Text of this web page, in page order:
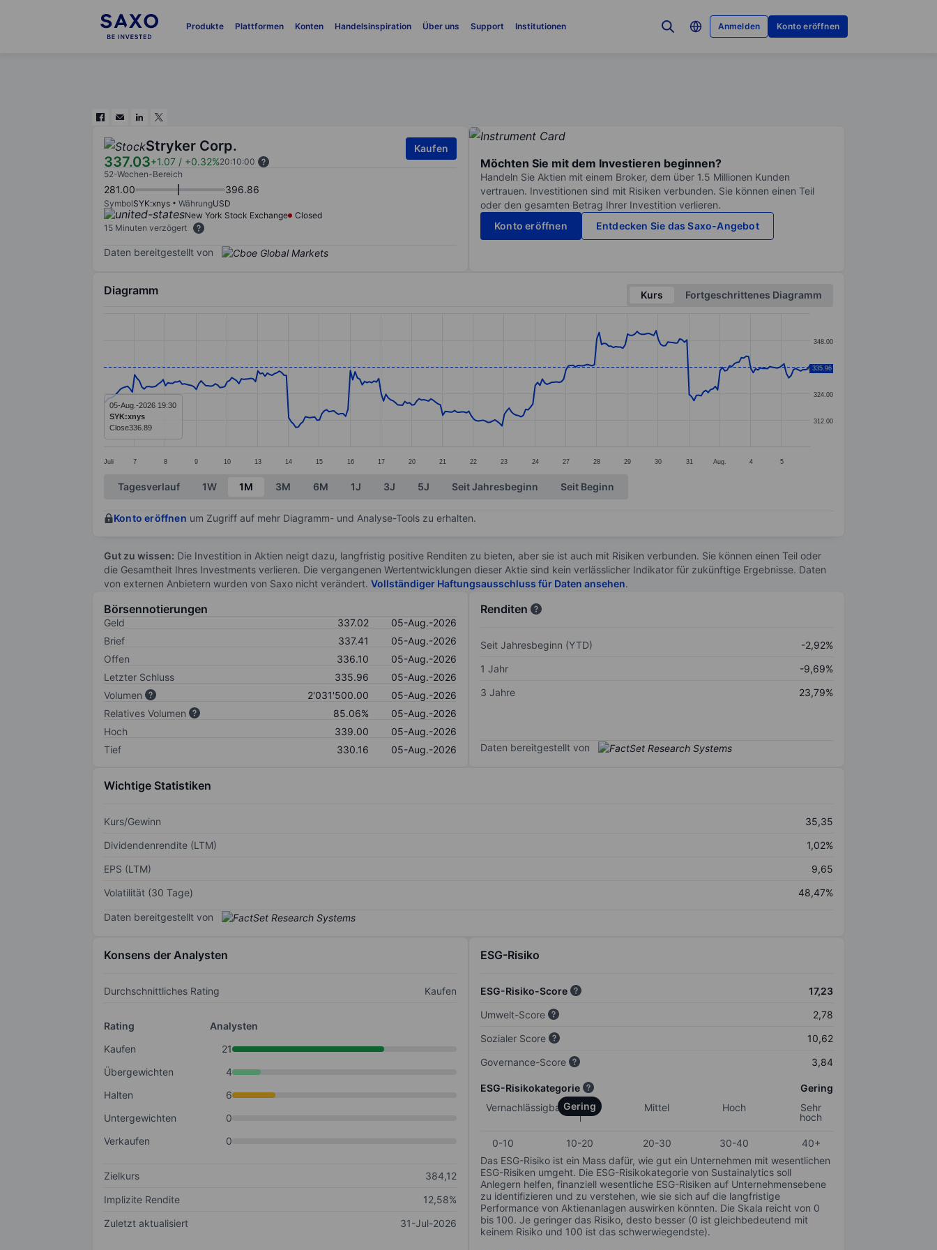
Produkte Plattformen Konten Handelsinspiration Über uns Support Institutionen Anmelden Konto eröffnen
Stryker Corp.
337.03+1.07 / +0.32%20:10:00
Kaufen
52-Wochen-Bereich
281.00 396.86
SymbolSYK:xnys WährungUSD
New York Stock Exchange
Closed
15 Minuten verzögert
Daten bereitgestellt von
Möchten Sie mit dem Investieren beginnen?
Handeln Sie Aktien mit einem Broker, dem über 1.5 Millionen Kunden
vertrauen. Investitionen sind mit Risiken verbunden. Sie können einen Teil
oder den gesamten Betrag Ihrer Investition verlieren.
Konto eröffnen
Entdecken Sie das Saxo-Angebot
Diagramm Kurs
Fortgeschrittenes Diagramm
The chart has 1 X axis displaying categories.
The chart has 1 Y axis displaying values. Data ranges from 308.61 to 352.38.
Juli 7 8 9 10 13 14 15 16 17 20 21 22 23 24 27 28 29 30 31 Aug. 4 5
312.00
324.00
336.00
348.00
335.96
05-Aug.-2026 19:30
SYK:xnys
Close336.89
End of interactive chart.
Tagesverlauf 1W 1M 3M 6M 1J 3J 5J Seit Jahresbeginn Seit Beginn
Konto eröffnen um Zugriff auf mehr Diagramm- und Analyse-Tools zu erhalten.
Gut zu wissen: Die Investition in Aktien neigt dazu, langfristig positive Renditen zu bieten, aber sie ist auch mit Risiken verbunden. Sie können einen Teil oder
die Gesamtheit Ihres Investments verlieren. Die vergangenen Wertentwicklungen dieser Aktie sind kein verlässlicher Indikator für zukünftige Ergebnisse. Daten
von externen Anbietern wurden von Saxo nicht verändert. Vollständiger Haftungsausschluss für Daten ansehen.
Börsennotierungen
Geld 337.02
05-Aug.-2026
Brief
337.41
05-Aug.-2026
Offen
336.10
05-Aug.-2026
Letzter Schluss
335.96
05-Aug.-2026
Volumen
2'031'500.00
05-Aug.-2026
Relatives Volumen
85.06%
05-Aug.-2026
Hoch
339.00
05-Aug.-2026
Tief
330.16 05-Aug.-2026
Renditen
Seit Jahresbeginn (YTD)
-2,92%
1 Jahr
-9,69%
3 Jahre
23,79%
Daten bereitgestellt von
Wichtige Statistiken
Kurs/Gewinn
35,35
Dividendenrendite (LTM)
1,02%
EPS (LTM)
9,65
Volatilität (30 Tage)
48,47%
Daten bereitgestellt von
Konsens der Analysten
Durchschnittliches Rating Kaufen
Rating
Analysten
Kaufen
21
Übergewichten
4
Halten
6
Untergewichten
0
Verkaufen
0
Zielkurs
384,12
Implizite Rendite
12,58%
Zuletzt aktualisiert
31-Jul-2026
ESG-Risiko
ESG-Risiko-Score
17,23
Umwelt-Score
2,78
Sozialer Score
10,62
Governance-Score
3,84
ESG-Risikokategorie
Gering
VernachlässigbarGering Mittel Hoch
Sehr
hoch
0-10 10-20 20-30 30-40
40+
Das ESG-Risiko ist ein Mass dafür, wie gut ein Unternehmen mit wesentlichen
ESG-Risiken umgeht. Die ESG-Risikokategorie von Sustainalytics soll
Anlegern helfen, finanziell wesentliche ESG-Risiken auf Unternehmensebene
zu identifizieren und zu verstehen, wie sie sich auf die langfristige
Performance von Aktienanlagen auswirken könnten. Die Skala reicht von 0
bis 100. Je geringer das Risiko, desto besser (0 ist gleichbedeutend mit
keinem Risiko und 100 ist das schwerwiegendste).